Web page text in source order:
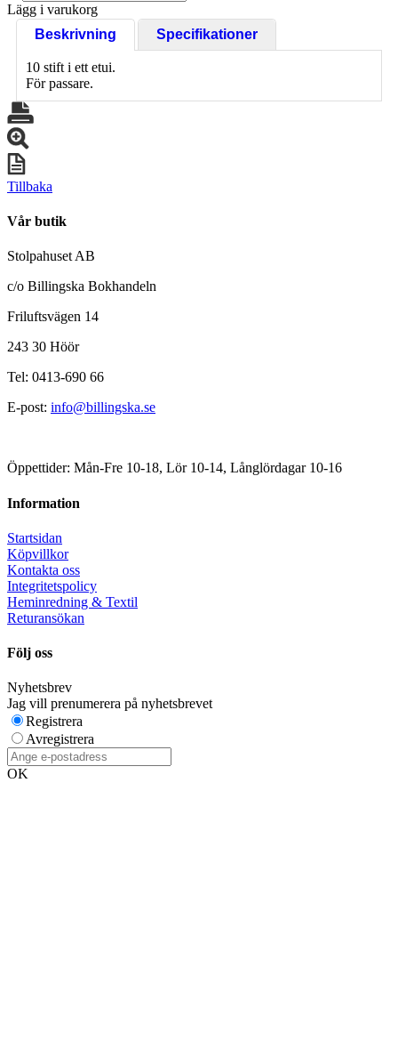
Lägg i varukorg
Beskrivning
Specifikationer
10 stift i ett etui.
För passare.
Tillbaka
Vår butik
Stolpahuset AB
c/o Billingska Bokhandeln
Friluftsvägen 14
243 30 Höör
Tel: 0413-690 66
E-post: info@billingska.se
Öppettider: Mån-Fre 10-18, Lör 10-14, Långlördagar 10-16
Information
Startsidan
Köpvillkor
Kontakta oss
Integritetspolicy
Heminredning & Textil
Returansökan
Följ oss
Nyhetsbrev
Jag vill prenumerera på nyhetsbrevet
Registrera
Avregistrera
OK